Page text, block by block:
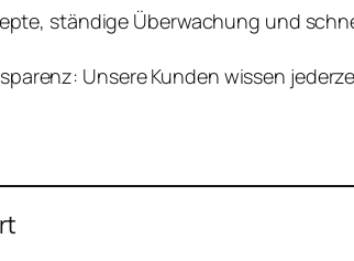
ständige Überwachung und
Unsere Kunden wissen